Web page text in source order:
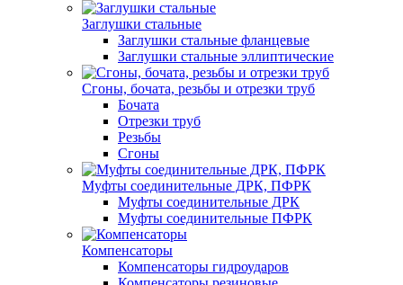
Заглушки стальные
Заглушки стальные фланцевые
Заглушки стальные эллиптические
Сгоны, бочата, резьбы и отрезки труб
Бочата
Отрезки труб
Резьбы
Сгоны
Муфты соединительные ДРК, ПФРК
Муфты соединительные ДРК
Муфты соединительные ПФРК
Компенсаторы
Компенсаторы гидроударов